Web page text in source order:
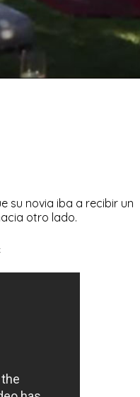
su novia iba a recibir un
otro lado.